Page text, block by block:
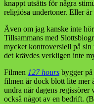
knappt utsätts för några
religiösa undertoner. Eller
Även om jag kanske inte
Tillsammans med
mycket kontroversiell på sin
det krävdes verkligen inte
Filmen 127 hours bygger
filmen är dock blott lite mer
undra när dagens
också något av en bedrift.